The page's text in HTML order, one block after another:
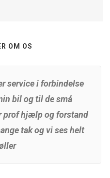
OM OS
service i forbindelse
bil og til de små
prof hjælp og forstand
tak og vi ses helt